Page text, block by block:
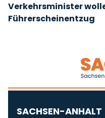
Verkehrsminister
Führerscheinentzug
SACHSEN-ANHALT